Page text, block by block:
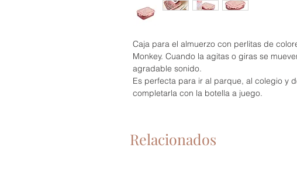
Relacionados
Caja para el almuerzo con perlitas de
Monkey. Cuando la agitas o giras se
agradable sonido.
Es perfecta para ir al parque, al colegio y
completarla con la botella a juego.